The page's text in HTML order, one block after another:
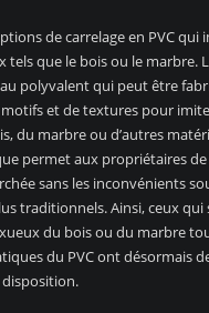
de carrelage en PVC qui
tels que le bois ou le marbre.
polyvalent qui peut être
et de textures pour
du marbre ou d’autres
permet aux propriétaires
sans les inconvénients
traditionnels. Ainsi, ceux
du bois ou du marbre
du PVC ont désormais